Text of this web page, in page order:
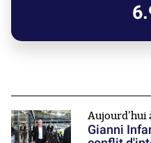
Aujourd'hui
Gianni